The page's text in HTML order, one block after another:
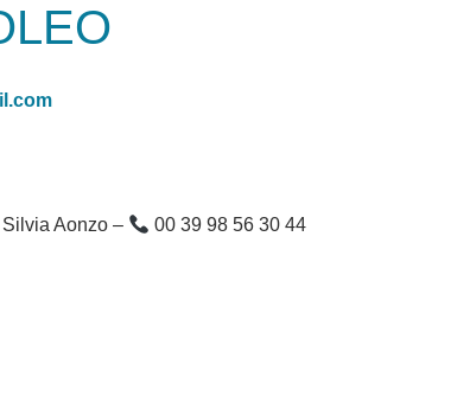
Aonzo – 00 39 98 56 30 44